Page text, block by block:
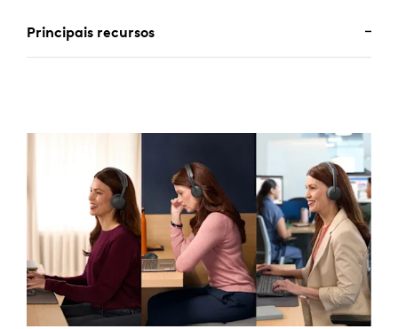
Principais recursos